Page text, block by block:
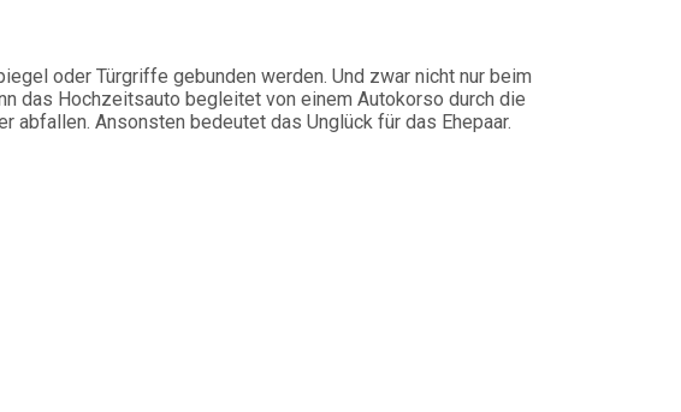
oder Türgriffe gebunden werden. Und zwar nicht nur beim
das Hochzeitsauto begleitet von einem Autokorso durch die
Ansonsten bedeutet das Unglück für das Ehepaar.